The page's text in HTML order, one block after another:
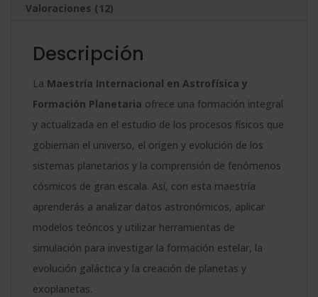
Valoraciones (12)
Descripción
La Maestría Internacional en Astrofísica y
Formación Planetaria ofrece una formación integral
y actualizada en el estudio de los procesos físicos que
gobiernan el universo, el origen y evolución de los
sistemas planetarios y la comprensión de fenómenos
cósmicos de gran escala. Así, con esta maestría
aprenderás a analizar datos astronómicos, aplicar
modelos teóricos y utilizar herramientas de
simulación para investigar la formación estelar, la
evolución galáctica y la creación de planetas y
exoplanetas.